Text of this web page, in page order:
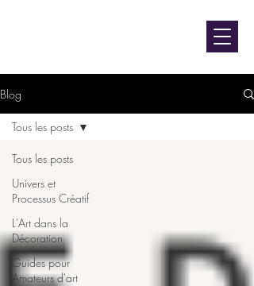
Blog
Tous les posts
Univers et
Processus Créatif
L'Art dans la
Décoration
Guides pour
Amateurs d'art
Tous les posts